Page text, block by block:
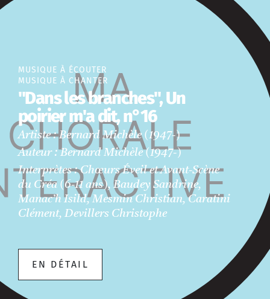
MUSIQUE À ÉCOUTER
MUSIQUE À CHANTER
"Dans les branches", Un
poirier m'a dit, n°16
Artiste : Bernard Michèle (1947-)
Auteur : Bernard Michèle (1947-)
Interprètes : Chœurs Éveil et Avant-Scène
du Créa (6-11 ans), Baudey Sandrine,
Manac’h Isild, Mesmin Christian, Caratini
Clément, Devillers Christophe
EN DÉTAIL